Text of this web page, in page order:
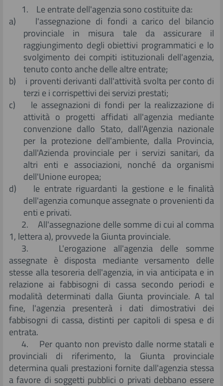
1. Le entrate dell'agenzia sono costituite da:
a) l'assegnazione di fondi a carico del bilancio
provinciale in misura tale da assicurare il
raggiungimento degli obiettivi programmatici e lo
svolgimento dei compiti istituzionali dell'agenzia,
tenuto conto anche delle altre entrate;
b) i proventi derivanti dall'attività svolta per conto di
terzi e i corrispettivi dei servizi prestati;
c) le assegnazioni di fondi per la realizzazione di
attività o progetti affidati all'agenzia mediante
convenzione dallo Stato, dall'Agenzia nazionale
per la protezione dell'ambiente, dalla Provincia,
dall'Azienda provinciale per i servizi sanitari, da
altri enti e associazioni, nonché da organismi
dell'Unione europea;
d) le entrate riguardanti la gestione e le finalità
dell'agenzia comunque assegnate o provenienti da
enti e privati.
2. All'assegnazione delle somme di cui al comma
1, lettera a), provvede la Giunta provinciale.
3. L'erogazione all'agenzia delle somme
assegnate è disposta mediante versamento delle
stesse alla tesoreria dell'agenzia, in via anticipata e in
relazione ai fabbisogni di cassa secondo periodi e
modalità determinati dalla Giunta provinciale. A tal
fine, l'agenzia presenterà i dati dimostrativi dei
fabbisogni di cassa, distinti per capitoli di spesa e di
entrata.
4. Per quanto non previsto dalle norme statali e
provinciali di riferimento, la Giunta provinciale
determina quali prestazioni fornite dall'agenzia stessa
a favore di soggetti pubblici o privati debbano essere